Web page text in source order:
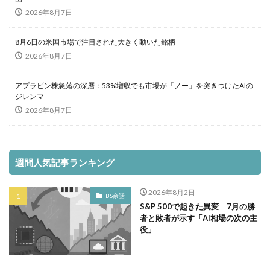
2026年8月7日
8月6日の米国市場で注目された大きく動いた銘柄
2026年8月7日
アプラビン株急落の深層：53%増収でも市場が「ノー」を突きつけたAIの
ジレンマ
2026年8月7日
週間人気記事ランキング
BS余話 2026年8月2日
S&P 500で起きた異変 7月の勝
者と敗者が示す「AI相場の次の主
役」